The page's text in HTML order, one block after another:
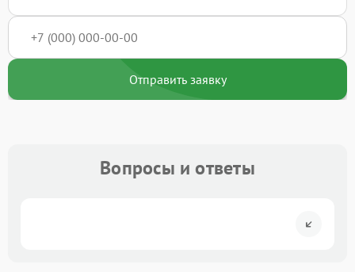
Отправить заявку
Вопросы и ответы